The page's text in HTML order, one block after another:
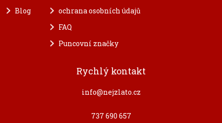
Blog
ochrana osobních údajů
FAQ
Puncovní značky
Rychlý kontakt
info@nejzlato.cz
737 690 657